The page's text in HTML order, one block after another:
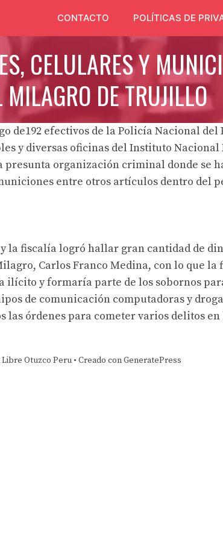
CONTACTO POLÍTICAS DE
CELULARES Y
MILAGRO DE TRUJILLO
de192 efectivos de la Policía Nacional del
y diversas oficinas del Instituto
presunta organización criminal donde se
entre otros artículos dentro del
la fiscalía logró hallar gran cantidad de
Carlos Franco Medina, con lo que
ilícito y formaría parte de los sobornos
de comunicación computadoras y
las órdenes para cometer varios delitos
Otuzco Peru • Creado conGeneratePress